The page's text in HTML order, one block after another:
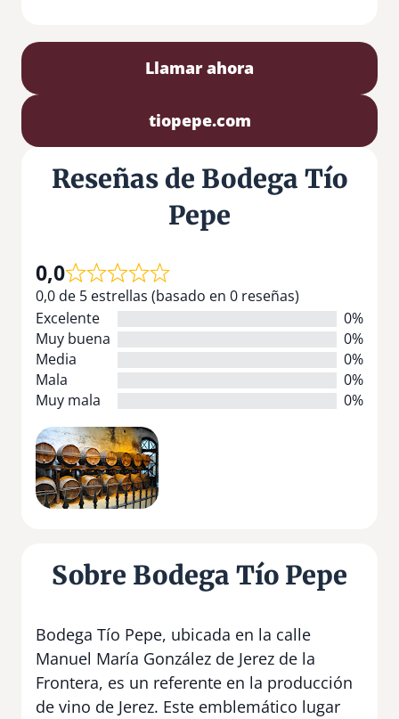
Llamar ahora
tiopepe.com
Reseñas de Bodega Tío
Pepe
0,0
0,0 de 5 estrellas (basado en 0 reseñas)
Excelente
0%
Muy buena
0%
Media
0%
Mala
0%
Muy mala
0%
Sobre Bodega Tío Pepe
Bodega Tío Pepe, ubicada en la calle
Manuel María González de Jerez de la
Frontera, es un referente en la producción
de vino de Jerez. Este emblemático lugar